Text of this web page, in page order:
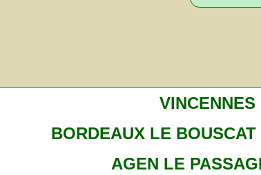
VINCENNES
BORDEAUX LE BOUSCAT
AGEN LE